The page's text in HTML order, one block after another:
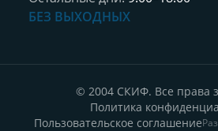
БЕЗ ВЫХОДНЫХ
© 2004 СКИФ. Все права
Политика
Пользовательское соглашение